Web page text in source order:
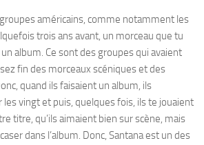
américains, comme notamment les
trois ans avant, un morceau que tu
album. Ce sont des groupes qui avaient
fin des morceaux scéniques et des
quand ils faisaient un album, ils
vingt et puis, quelques fois, ils te jouaient
titre, qu’ils aimaient bien sur scène, mais
dans l’album. Donc, Santana est un des